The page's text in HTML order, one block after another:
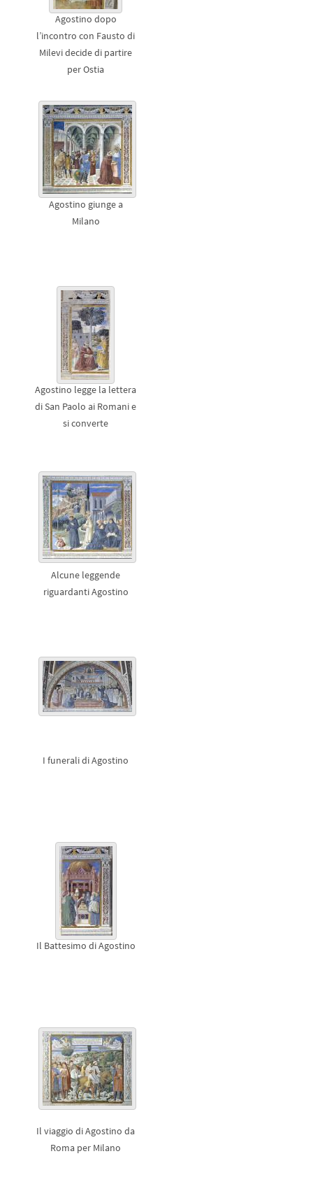
Agostino dopo
l’incontro con Fausto di
Milevi decide di partire
per Ostia
Agostino giunge a
Milano
Agostino legge la lettera
di San Paolo ai Romani e
si converte
Alcune leggende
riguardanti Agostino
I funerali di Agostino
Il Battesimo di Agostino
Il viaggio di Agostino da
Roma per Milano